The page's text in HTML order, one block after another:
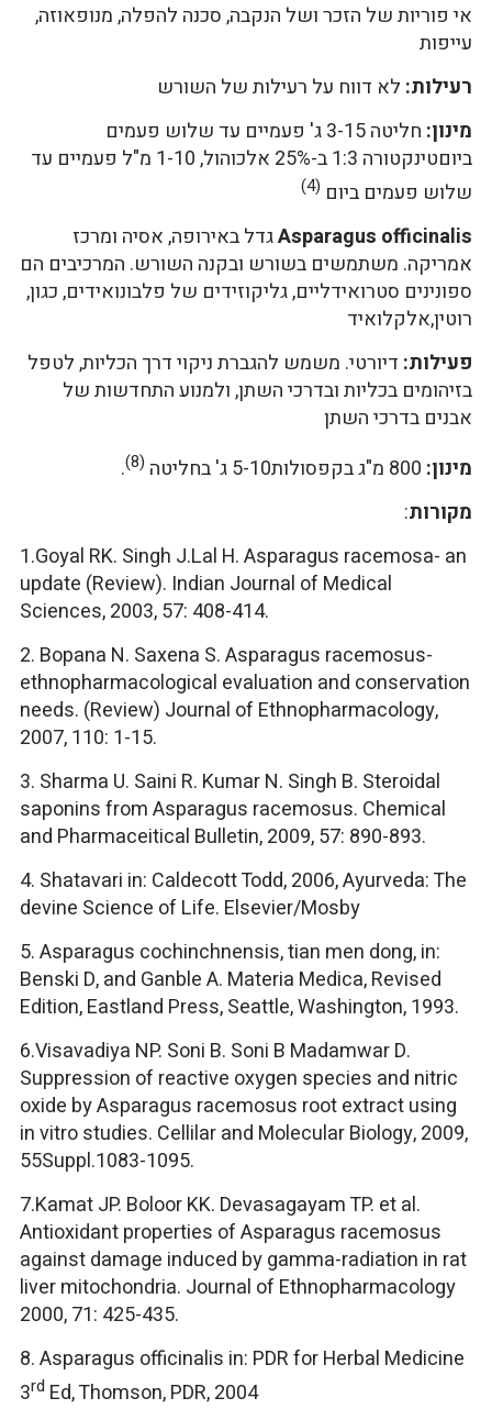
אי פוריות של הזכר ושל הנקבה, סכנה להפלה, מנופאוזה,
עייפות
רעילות: לא דווח על רעילות של השורש
מינון:
חליטה 3-15 ג' פעמיים עד שלוש פעמים
ביוםטינקטורה 1:3 ב-25% אלכוהול, 1-10 מ"ל פעמיים עד
שלוש פעמים ביום (4)
Asparagus officinalisגדל באירופה, אסיה ומרכז
אמריקה. משתמשים בשורש ובקנה השורש. המרכיבים הם
ספונינים סטרואידליים, גליקוזידים של פלבונואידים, כגון,
רוטין,אלקלואיד
פעילות: דיורטי. משמש להגברת ניקוי דרך הכליות, לטפל
בזיהומים בכליות ובדרכי השתן, ולמנוע התחדשות של
אבנים בדרכי השתן
מינון: 800 מ"ג בקפסולות5-10 ג' בחליטה (8)
.
מקורות:
1.Goyal RK. Singh J.Lal H. Asparagus racemosa- an
update (Review). Indian Journal of Medical
Sciences, 2003, 57: 408-414.
2. Bopana N. Saxena S. Asparagus racemosus-
ethnopharmacological evaluation and conservation
needs. (Review) Journal of Ethnopharmacology,
2007, 110: 1-15.
3. Sharma U. Saini R. Kumar N. Singh B. Steroidal
saponins from Asparagus racemosus. Chemical
and Pharmaceitical Bulletin, 2009, 57: 890-893.
4. Shatavari in: Caldecott Todd, 2006, Ayurveda: The
devine Science of Life. Elsevier/Mosby
5. Asparagus cochinchnensis, tian men dong, in:
Benski D, and Ganble A. Materia Medica, Revised
Edition, Eastland Press, Seattle, Washington, 1993.
6.Visavadiya NP. Soni B. Soni B Madamwar D.
Suppression of reactive oxygen species and nitric
oxide by Asparagus racemosus root extract using
in vitro studies. Cellilar and Molecular Biology, 2009,
55Suppl.1083-1095.
7.Kamat JP. Boloor KK. Devasagayam TP. et al.
Antioxidant properties of Asparagus racemosus
against damage induced by gamma-radiation in rat
liver mitochondria. Journal of Ethnopharmacology
2000, 71: 425-435.
8. Asparagus officinalis in: PDR for Herbal Medicine
3rd Ed, Thomson, PDR, 2004